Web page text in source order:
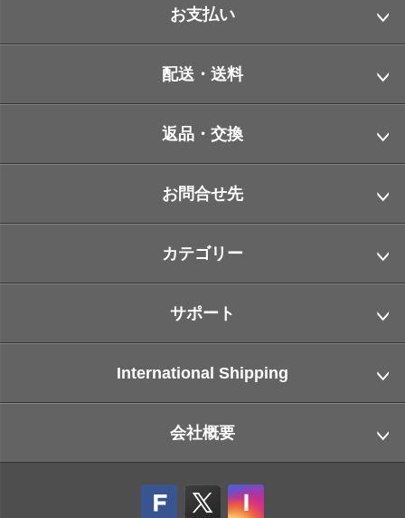
お支払い
配送・送料
返品・交換
お問合せ先
カテゴリー
サポート
International Shipping
会社概要